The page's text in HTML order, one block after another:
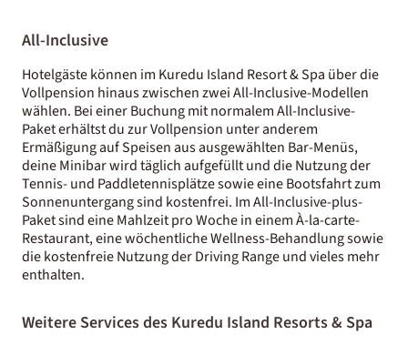
All-Inclusive
Hotelgäste können im Kuredu Island Resort & Spa über die
Vollpension hinaus zwischen zwei All-Inclusive-Modellen
wählen. Bei einer Buchung mit normalem All-Inclusive-
Paket erhältst du zur Vollpension unter anderem
Ermäßigung auf Speisen aus ausgewählten Bar-Menüs,
deine Minibar wird täglich aufgefüllt und die Nutzung der
Tennis- und Paddletennisplätze sowie eine Bootsfahrt zum
Sonnenuntergang sind kostenfrei. Im All-Inclusive-plus-
Paket sind eine Mahlzeit pro Woche in einem À-la-carte-
Restaurant, eine wöchentliche Wellness-Behandlung sowie
die kostenfreie Nutzung der Driving Range und vieles mehr
enthalten.
Weitere Services des Kuredu Island Resorts & Spa